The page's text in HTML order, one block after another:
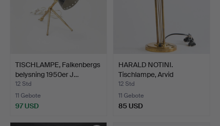
TISCHLAMPE, Falkenbergs
belysning 1950er J…
12 Std
11 Gebote
97 USD
HARALD NOTINI.
Tischlampe, Arvid
Böhlmarks…
12 Std
11 Gebote
85 USD